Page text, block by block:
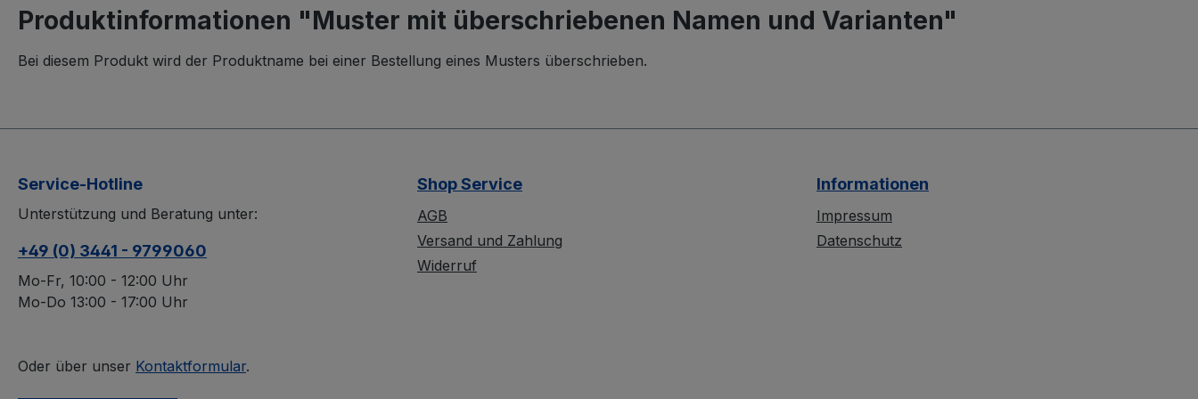
Produktinformationen "Muster mit überschriebenen Namen und Varianten"
Bei diesem Produkt wird der Produktname bei einer Bestellung eines Musters überschrieben.
Service-Hotline
Unterstützung und Beratung unter:
+49 (0) 3441 - 9799060
Mo-Fr, 10:00 - 12:00 Uhr
Mo-Do 13:00 - 17:00 Uhr
Oder über unser Kontaktformular.
Shop Service
AGB
Versand und Zahlung
Widerruf
Informationen
Impressum
Datenschutz